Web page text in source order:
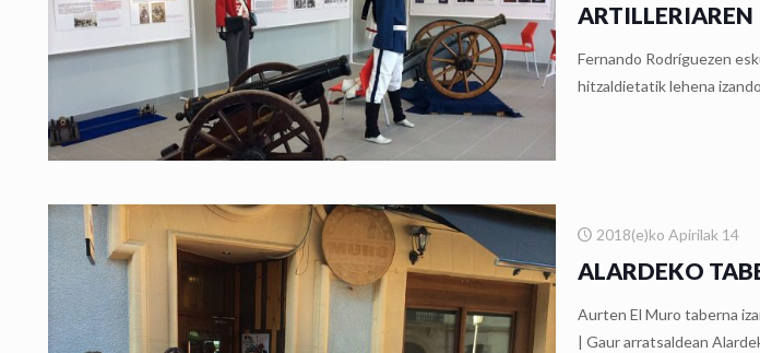
Fernando Rodríguezen
hitzaldietatik lehena
2018(e)ko Apirilak 14
ALARDEKO
Aurten El Muro taberna
| Gaur arratsaldean